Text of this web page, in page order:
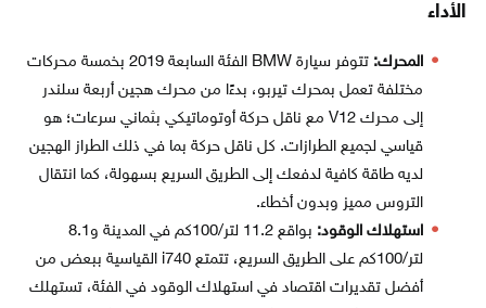
الأداء
المحرك:
تتوفر سيارة BMW الفئة السابعة 2019 بخمسة محركات
مختلفة تعمل بمحرك تيربو، بدءًا من محرك هجين أربعة سلندر
إلى محرك V12 مع ناقل حركة أوتوماتيكي بثماني سرعات؛ هو
قياسي لجميع الطرازات. كل ناقل حركة بما في ذلك الطراز الهجين
لديه طاقة كافية لدفعك إلى الطريق السريع بسهولة، كما انتقال
التروس مميز وبدون أخطاء.
استهلاك الوقود:
بواقع 11.2 لتر/100كم في المدينة و8.1
لتر/100كم على الطريق السريع، تتمتع i740 القياسية ببعض من
أفضل تقديرات اقتصاد في استهلاك الوقود في الفئة، تستهلك